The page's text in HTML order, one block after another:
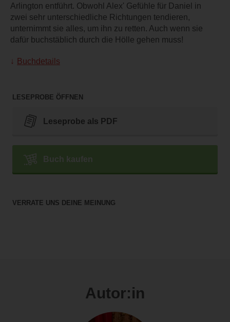
Arlington entführt. Obwohl Alex' Gefühle für Daniel in
zwei sehr unterschiedliche Richtungen tendieren,
unternimmt sie alles, um ihn zu retten. Auch wenn sie
dafür buchstäblich durch die Hölle gehen muss!
Buchdetails
LESEPROBE ÖFFNEN
Leseprobe als PDF
Buch kaufen
VERRATE UNS DEINE MEINUNG
Autor:in